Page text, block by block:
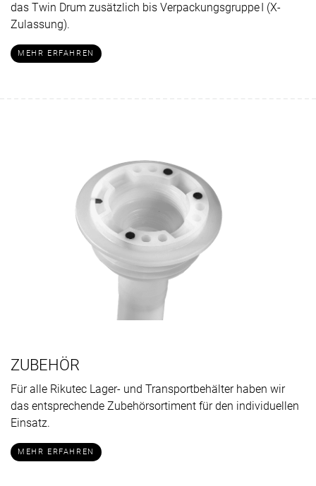
das Twin Drum zusätzlich bis Verpackungsgruppe I (X-
Zulassung).
MEHR ERFAHREN
ZUBEHÖR
Für alle Rikutec Lager- und Transportbehälter haben wir
das entsprechende Zubehörsortiment für den individuellen
Einsatz.
MEHR ERFAHREN